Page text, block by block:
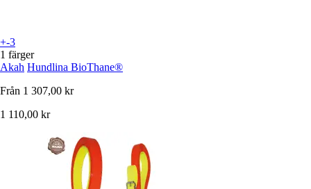
+-3
1 färger
Akah Hundlina BioThane®
Från 1 307,00 kr
1 110,00 kr